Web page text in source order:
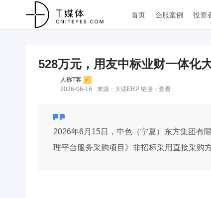
首页 企服案例 投资
528万元，用友中标业财一体化
人称T客
2026-06-16
来源：大话ERP 链接： 查看
2026年6月15日，中色（宁夏）东方集团有
理平台服务采购项目》非招标采用直接采购